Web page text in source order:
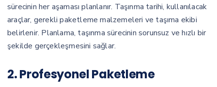
sürecinin her aşaması planlanır. Taşınma tarihi, kullanılacak
araçlar, gerekli paketleme malzemeleri ve taşıma ekibi
belirlenir. Planlama, taşınma sürecinin sorunsuz ve hızlı bir
şekilde gerçekleşmesini sağlar.
2. Profesyonel Paketleme